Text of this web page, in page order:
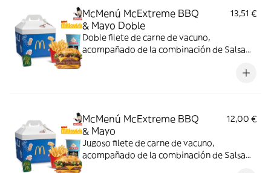
McMenú McExtreme BBQ
& Mayo Doble
13,51 €
Doble filete de carne de vacuno,
acompañado de la combinación de Salsa
doble de cheddar, lechuga fresca y tiras de
McMenú McExtreme BBQ
& Mayo
12,00 €
Jugoso filete de carne de vacuno,
acompañado de la combinación de Salsa